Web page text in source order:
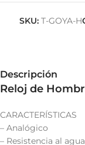
SKU: T-GOYA-H
Descripción
Reloj de
CARACTERÍSTICAS
– Analógico
– Resistencia al